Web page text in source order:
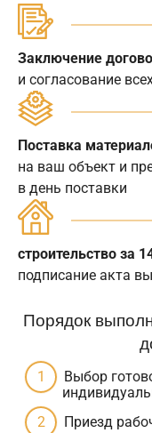
Заключение
и согласование
Поставка
на ваш объект и
в день поставки
строительство за
подписание акта
Порядок
Выбор
Приезд